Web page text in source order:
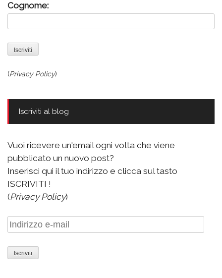
Cognome:
(Privacy Policy)
Iscriviti al blog
Vuoi ricevere un'email ogni volta che viene
pubblicato un nuovo post?
Inserisci qui il tuo indirizzo e clicca sul tasto
ISCRIVITI !
(Privacy Policy)
Indirizzo
e-
mail